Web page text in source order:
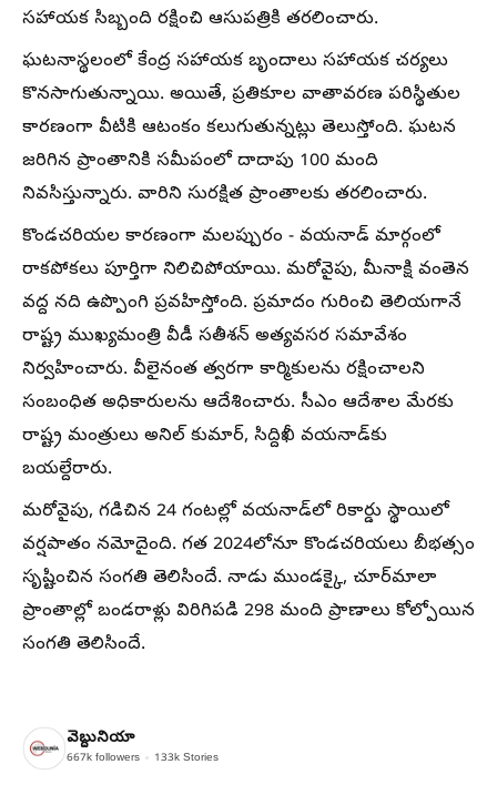
సహాయక సిబ్బంది రక్షించి ఆసుపత్రికి తరలించారు.
ఘటనాస్థలంలో కేంద్ర సహాయక బృందాలు సహాయక చర్యలు
కొనసాగుతున్నాయి. అయితే, ప్రతికూల వాతావరణ పరిస్థితుల
కారణంగా వీటికి ఆటంకం కలుగుతున్నట్లు తెలుస్తోంది. ఘటన
జరిగిన ప్రాంతానికి సమీపంలో దాదాపు 100 మంది
నివసిస్తున్నారు. వారిని సురక్షిత ప్రాంతాలకు తరలించారు.
కొండచరియల కారణంగా మలప్పురం - వయనాడ్‌ మార్గంలో
రాకపోకలు పూర్తిగా నిలిచిపోయాయి. మరోవైపు, మీనాక్షి వంతెన
వద్ద నది ఉప్పొంగి ప్రవహిస్తోంది. ప్రమాదం గురించి తెలియగానే
రాష్ట్ర ముఖ్యమంత్రి వీడీ సతీశన్ అత్యవసర సమావేశం
నిర్వహించారు. వీలైనంత త్వరగా కార్మికులను రక్షించాలని
సంబంధిత అధికారులను ఆదేశించారు. సీఎం ఆదేశాల మేరకు
రాష్ట్ర మంత్రులు అనిల్‌ కుమార్‌, సిద్దిఖీ వయనాడ్‌కు
బయల్దేరారు.
మరోవైపు, గడిచిన 24 గంటల్లో వయనాడ్‌లో రికార్డు స్థాయిలో
వర్షపాతం నమోదైంది. గత 2024లోనూ కొండచరియలు బీభత్సం
సృష్టించిన సంగతి తెలిసిందే. నాడు ముండక్కై, చూర్‌మాలా
ప్రాంతాల్లో బండరాళ్లు విరిగిపడి 298 మంది ప్రాణాలు కోల్పోయిన
సంగతి తెలిసిందే.
వెబ్దునియా
667k followers 133k Stories